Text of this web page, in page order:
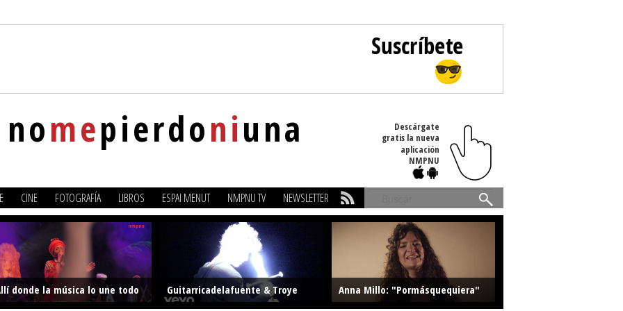
nomepierdoniuna
Descárgate
gratis la nueva
aplicación
NMPNU
CINE FOTOGRAFÍA LIBROS ESPAI MENUT NMPNU TV NEWSLETTER
Buscar
donde la música lo une todo
Guitarricadelafuente & Troye
Anna Millo: "Pormásquequiera"